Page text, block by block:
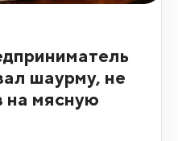
шаурму, не
на мясную